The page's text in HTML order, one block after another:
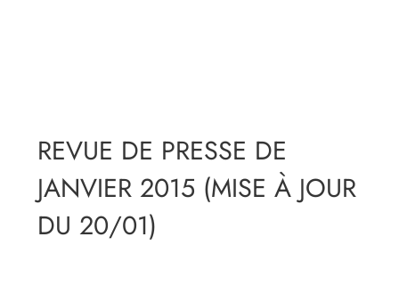
REVUE DE PRESSE DE
JANVIER 2015 (MISE À JOUR
DU 20/01)